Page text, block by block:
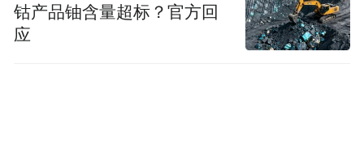
钴产品铀含量超标？官方回
应